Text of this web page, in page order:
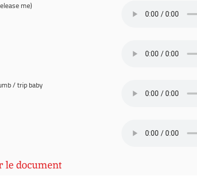
me)
/ trip baby
le document